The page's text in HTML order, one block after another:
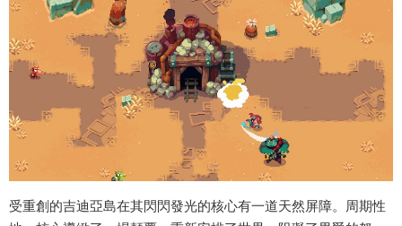
受重創的吉迪亞島在其閃閃發光的核心有一道天然屏障。周期性